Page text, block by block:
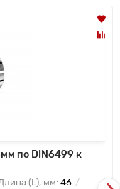
по DIN6499 к
(L), мм:46